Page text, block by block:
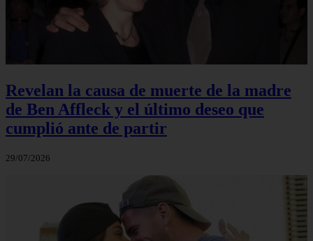
Revelan la causa de muerte de la madre
de Ben Affleck y el último deseo que
cumplió ante de partir
29/07/2026